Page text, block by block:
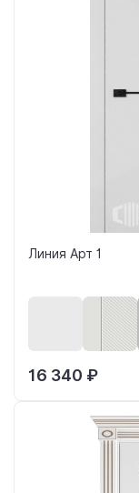
Линия Арт 1
16 340 ₽